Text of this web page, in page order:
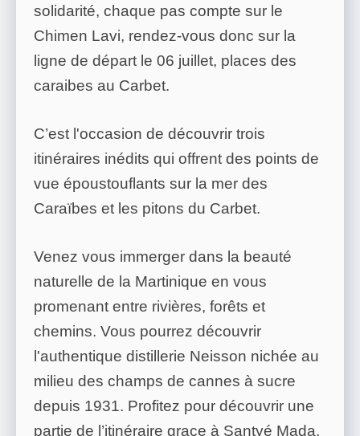
solidarité, chaque pas compte sur le
Chimen Lavi, rendez-vous donc sur la
ligne de départ le 06 juillet, places des
caraibes au Carbet.
C’est l'occasion de découvrir trois
itinéraires inédits qui offrent des points de
vue époustouflants sur la mer des
Caraïbes et les pitons du Carbet.
Venez vous immerger dans la beauté
naturelle de la Martinique en vous
promenant entre rivières, forêts et
chemins. Vous pourrez découvrir
l'authentique distillerie Neisson nichée au
milieu des champs de cannes à sucre
depuis 1931. Profitez pour découvrir une
partie de l’itinéraire grace à Santyé Mada,